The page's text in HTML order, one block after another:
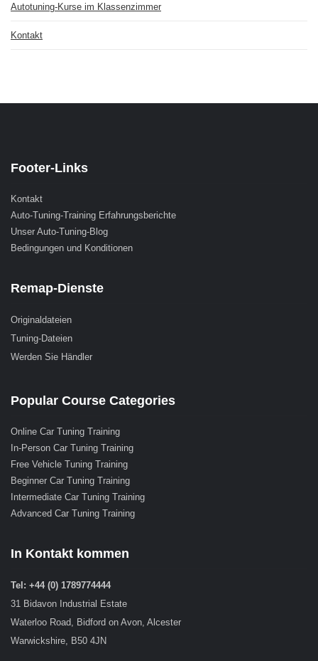
Autotuning-Kurse im Klassenzimmer
Kontakt
Footer-Links
Kontakt
Auto-Tuning-Training Erfahrungsberichte
Unser Auto-Tuning-Blog
Bedingungen und Konditionen
Remap-Dienste
Originaldateien
Tuning-Dateien
Werden Sie Händler
Popular Course Categories
Online Car Tuning Training
In-Person Car Tuning Training
Free Vehicle Tuning Training
Beginner Car Tuning Training
Intermediate Car Tuning Training
Advanced Car Tuning Training
In Kontakt kommen
Tel: +44 (0) 1789774444
31 Bidavon Industrial Estate
Waterloo Road, Bidford on Avon, Alcester
Warwickshire, B50 4JN